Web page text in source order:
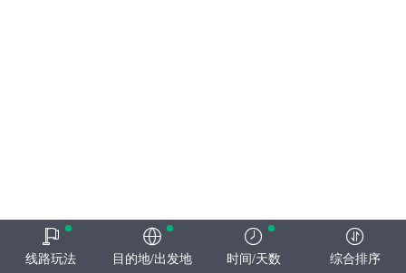
线路玩法 目的地/出发地 时间/天数 综合排序